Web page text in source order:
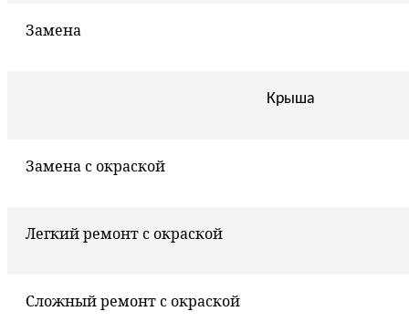
Замена
Крыша
Замена с окраской
Легкий ремонт с окраской
Сложный ремонт с окраской